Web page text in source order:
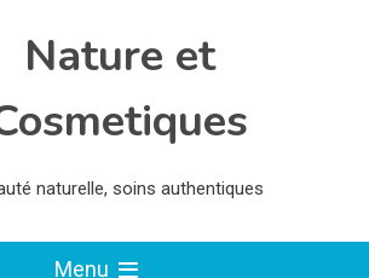
Nature et
naturelle, soins authentiques
Menu